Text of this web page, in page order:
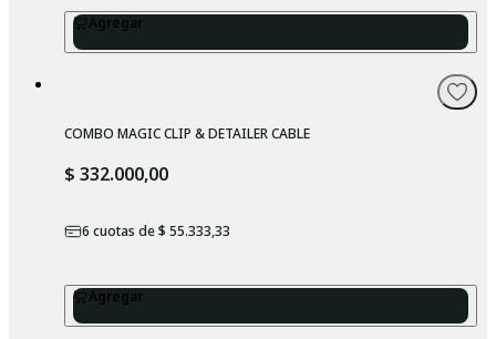
Agregar
COMBO MAGIC CLIP & DETAILER CABLE
$ 332.000,00
6 cuotas de$ 55.333,33
Agregar